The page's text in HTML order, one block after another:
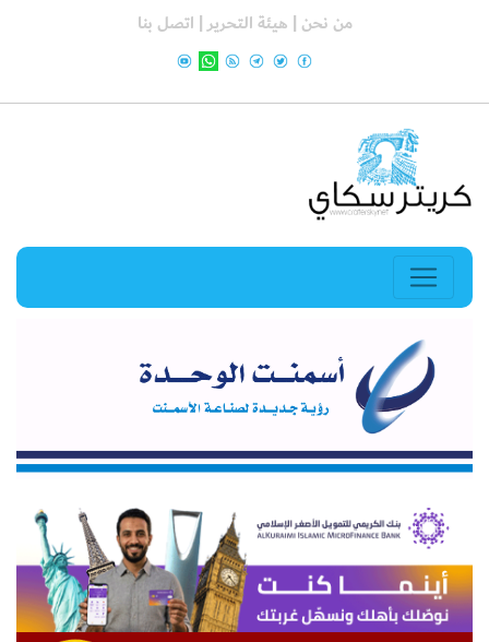
من نحن | هيئة التحرير | اتصل بنا